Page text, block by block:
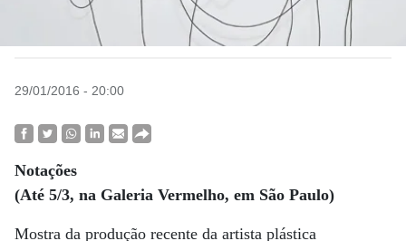
29/01/2016 - 20:00
Notações
(Até 5/3, na Galeria Vermelho, em São Paulo)
Mostra da produção recente da artista plástica